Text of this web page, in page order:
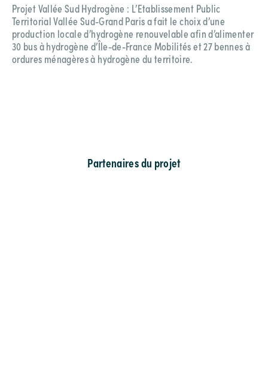
Projet Vallée Sud Hydrogène : L’Etablissement Public
Territorial Vallée Sud-Grand Paris a fait le choix d’une
production locale d’hydrogène renouvelable afin d’alimenter
30 bus à hydrogène d’Île-de-France Mobilités et 27 bennes à
ordures ménagères à hydrogène du territoire.
Partenaires du projet